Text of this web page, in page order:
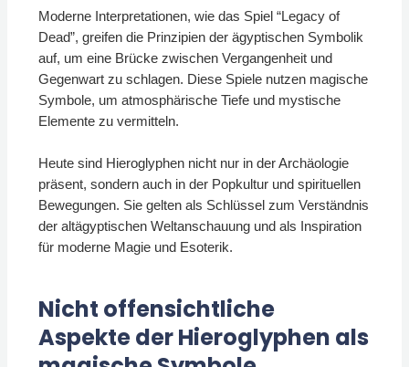
Moderne Interpretationen, wie das Spiel “Legacy of
Dead”, greifen die Prinzipien der ägyptischen Symbolik
auf, um eine Brücke zwischen Vergangenheit und
Gegenwart zu schlagen. Diese Spiele nutzen magische
Symbole, um atmosphärische Tiefe und mystische
Elemente zu vermitteln.
Heute sind Hieroglyphen nicht nur in der Archäologie
präsent, sondern auch in der Popkultur und spirituellen
Bewegungen. Sie gelten als Schlüssel zum Verständnis
der altägyptischen Weltanschauung und als Inspiration
für moderne Magie und Esoterik.
Nicht offensichtliche
Aspekte der Hieroglyphen als